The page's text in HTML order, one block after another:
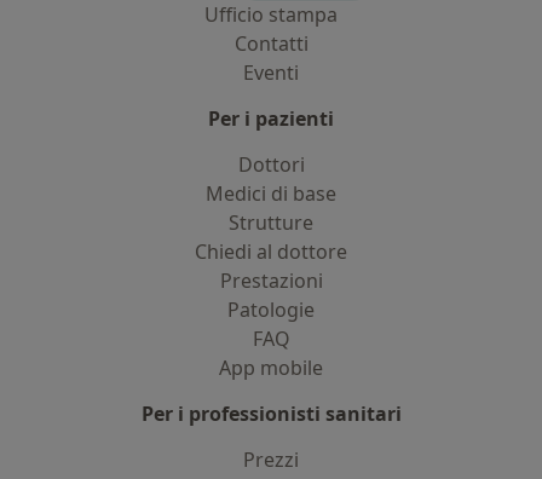
Ufficio stampa
Contatti
Eventi
Per i pazienti
Dottori
Medici di base
Strutture
Chiedi al dottore
Prestazioni
Patologie
FAQ
App mobile
Per i professionisti sanitari
Prezzi